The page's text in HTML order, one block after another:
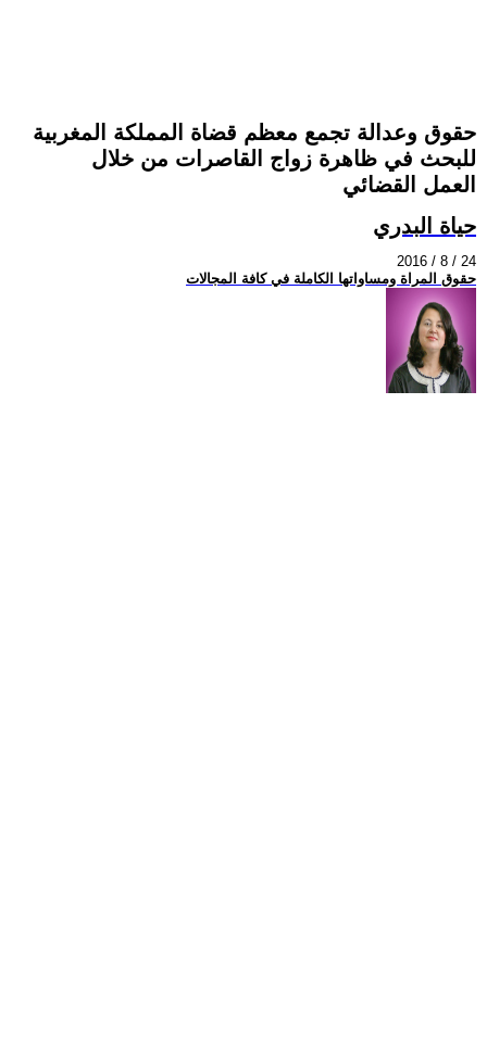
حقوق وعدالة تجمع معظم قضاة المملكة المغربية
للبحث في ظاهرة زواج القاصرات من خلال
العمل القضائي
حياة البدري
2016 / 8 / 24
حقوق المراة ومساواتها الكاملة في كافة المجالات